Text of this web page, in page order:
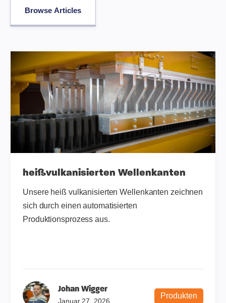
Browse Articles
heißvulkanisierten Wellenkanten
Unsere heiß vulkanisierten Wellenkanten zeichnen
sich durch einen automatisierten
Produktionsprozess aus.
Johan Wigger
Januar 27, 2026
Produkten